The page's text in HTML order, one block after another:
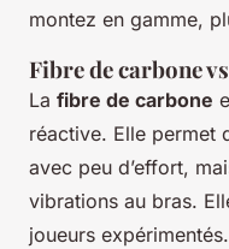
montez en gamme,
Fibre de carbone
La fibre de carbone
réactive. Elle permet
avec peu d’effort,
vibrations au bras.
joueurs